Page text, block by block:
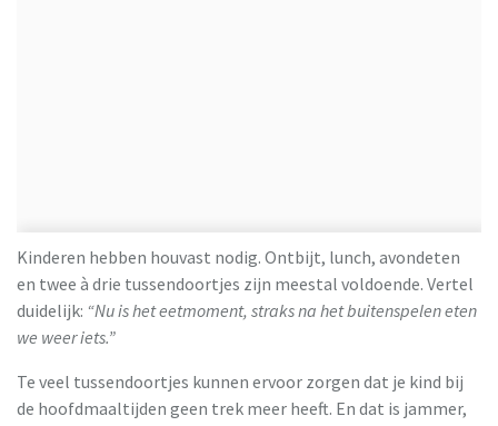
Kinderen hebben houvast nodig. Ontbijt, lunch, avondeten
en twee à drie tussendoortjes zijn meestal voldoende. Vertel
duidelijk: “Nu is het eetmoment, straks na het buitenspelen eten
we weer iets.”
Te veel tussendoortjes kunnen ervoor zorgen dat je kind bij
de hoofdmaaltijden geen trek meer heeft. En dat is jammer,